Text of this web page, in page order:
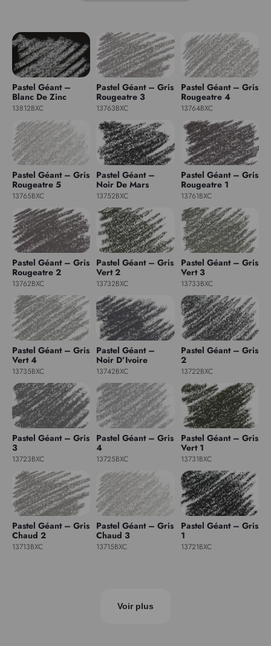
Pastel Géant –
Blanc De Zinc
13812BXC
Pastel Géant – Gris
Rougeatre 3
13763BXC
Pastel Géant – Gris
Rougeatre 4
13764BXC
Pastel Géant – Gris
Rougeatre 5
13765BXC
Pastel Géant –
Noir De Mars
13752BXC
Pastel Géant – Gris
Rougeatre 1
13761BXC
Pastel Géant – Gris
Rougeatre 2
13762BXC
Pastel Géant – Gris
Vert 2
13732BXC
Pastel Géant – Gris
Vert 3
13733BXC
Pastel Géant – Gris
Vert 4
13735BXC
Pastel Géant –
Noir D’Ivoire
13742BXC
Pastel Géant – Gris
2
13722BXC
Pastel Géant – Gris
3
13723BXC
Pastel Géant – Gris
4
13725BXC
Pastel Géant – Gris
Vert 1
13731BXC
Pastel Géant – Gris
Chaud 2
13713BXC
Pastel Géant – Gris
Chaud 3
13715BXC
Pastel Géant – Gris
1
13721BXC
Voir plus